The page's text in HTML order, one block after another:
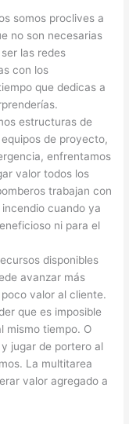
somos proclives a
no son necesarias
las redes
con los
que dedicas a
estructuras de
de proyecto,
enfrentamos
valor todos los
trabajan con
cuando ya
ni para el
disponibles
avanzar más
valor al cliente.
que es imposible
mismo tiempo. O
jugar de portero al
La multitarea
valor agregado a